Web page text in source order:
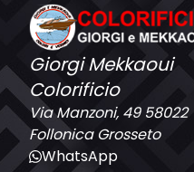
Giorgi Mekkaoui
Colorificio
Via Manzoni, 49 58022
Follonica Grosseto
WhatsApp